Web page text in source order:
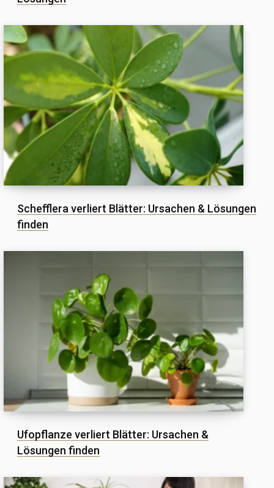
Schefflera verliert Blätter: Ursachen & Lösungen
finden
Ufopflanze verliert Blätter: Ursachen &
Lösungen finden